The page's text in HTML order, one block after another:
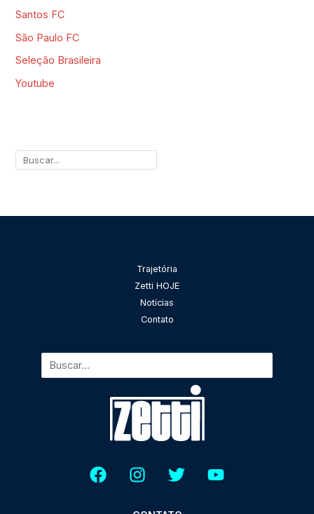
Santos FC
São Paulo FC
Seleção Brasileira
Youtube
Trajetória
Zetti HOJE
Notícias
Contato
Pesquisar